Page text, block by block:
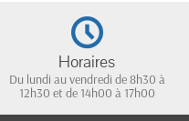
Horaires
Du lundi au vendredi de 8h30 à
12h30 et de 14h00 à 17h00